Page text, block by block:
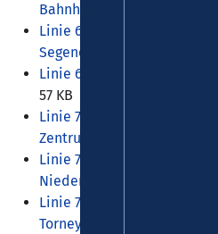
Bahnhof – NR-Zentrum –
Linie 65 (StadtBus):
Segendorf – Niederbieber
Linie 66 (StadtBus): (Sayn-)
57 KB
Linie 71: Hüllenberg -
Zentrum - NR Bahnhof
Linie 72: Torney – Gladbach
Niederbieber – NR-
Linie 73: (Rodenbach –
Torney – Heddesdorf –